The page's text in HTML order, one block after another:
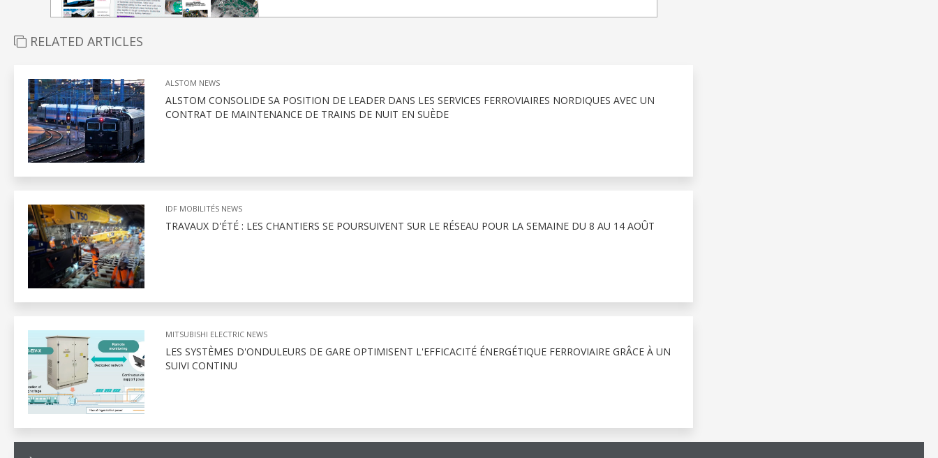
RELATED ARTICLES
ALSTOM NEWS
ALSTOM CONSOLIDE SA POSITION DE LEADER DANS LES SERVICES FERROVIAIRES NORDIQUES AVEC UN
CONTRAT DE MAINTENANCE DE TRAINS DE NUIT EN SUÈDE
IDF MOBILITÉS NEWS
TRAVAUX D'ÉTÉ : LES CHANTIERS SE POURSUIVENT SUR LE RÉSEAU POUR LA SEMAINE DU 8 AU 14 AOÛT
MITSUBISHI ELECTRIC NEWS
LES SYSTÈMES D'ONDULEURS DE GARE OPTIMISENT L'EFFICACITÉ ÉNERGÉTIQUE FERROVIAIRE GRÂCE À UN
SUIVI CONTINU